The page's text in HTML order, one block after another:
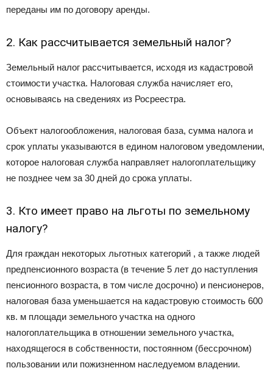
переданы им по договору аренды.
2. Как рассчитывается земельный налог?
Земельный налог рассчитывается, исходя из кадастровой
стоимости участка. Налоговая служба начисляет его,
основываясь на сведениях из Росреестра.
Объект налогообложения, налоговая база, сумма налога и
срок уплаты указываются в едином налоговом уведомлении,
которое налоговая служба направляет налогоплательщику
не позднее чем за 30 дней до срока уплаты.
3. Кто имеет право на льготы по земельному
налогу?
Для граждан некоторых льготных категорий , а также людей
предпенсионного возраста (в течение 5 лет до наступления
пенсионного возраста, в том числе досрочно) и пенсионеров,
налоговая база уменьшается на кадастровую стоимость 600
кв. м площади земельного участка на одного
налогоплательщика в отношении земельного участка,
находящегося в собственности, постоянном (бессрочном)
пользовании или пожизненном наследуемом владении.